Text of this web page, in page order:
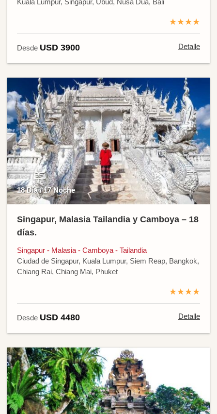
Kuala Lumpur, Singapur, Ubud, Nusa Dua, Bali
★★★★
Desde USD 3900 Detalle
18 Día / 17 Noche
Singapur, Malasia Tailandia y Camboya – 18
días.
Singapur - Malasia - Camboya - Tailandia
Ciudad de Singapur, Kuala Lumpur, Siem Reap, Bangkok,
Chiang Rai, Chiang Mai, Phuket
★★★★
Desde USD 4480 Detalle